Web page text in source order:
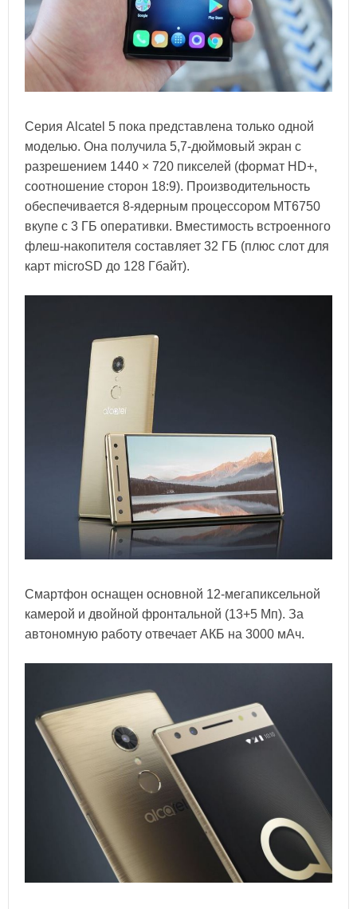
Серия Alcatel 5 пока представлена только одной
моделью. Она получила 5,7-дюймовый экран с
разрешением 1440 × 720 пикселей (формат HD+,
соотношение сторон 18:9). Производительность
обеспечивается 8-ядерным процессором MT6750
вкупе с 3 ГБ оперативки. Вместимость встроенного
флеш-накопителя составляет 32 ГБ (плюс слот для
карт microSD до 128 Гбайт).
Смартфон оснащен основной 12-мегапиксельной
камерой и двойной фронтальной (13+5 Мп). За
автономную работу отвечает АКБ на 3000 мАч.